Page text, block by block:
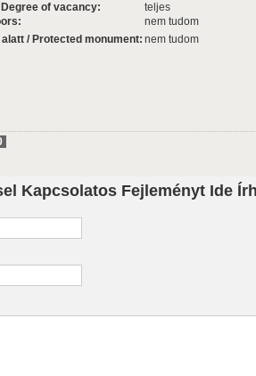
of vacancy:
teljes
nem tudom
/ Protected monument: nem tudom
Kapcsolatos Fejleményt Ide